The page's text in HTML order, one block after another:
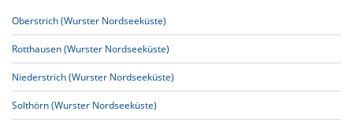
Oberstrich (Wurster Nordseeküste)
Rotthausen (Wurster Nordseeküste)
Niederstrich (Wurster Nordseeküste)
Solthörn (Wurster Nordseeküste)